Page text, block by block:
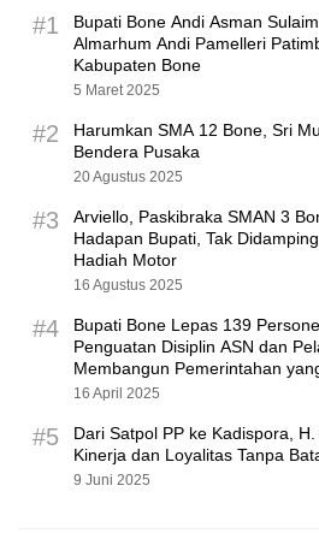
#1
Bupati Bone Andi Asman
Almarhum Andi Pamelleri
Kabupaten Bone
5 Maret 2025
#2
Harumkan SMA 12 Bone, Sri
Bendera Pusaka
20 Agustus 2025
#3
Arviello, Paskibraka SMAN 3
Hadapan Bupati, Tak
Hadiah Motor
16 Agustus 2025
#4
Bupati Bone Lepas 139
Penguatan Disiplin ASN dan
Membangun Pemerintahan
16 April 2025
#5
Dari Satpol PP ke Kadispora,
Kinerja dan Loyalitas Tanpa
9 Juni 2025